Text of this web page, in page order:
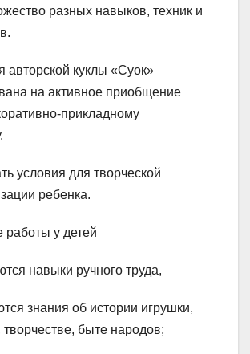
разных навыков, техник и
авторской куклы «Суок»
на активное приобщение
прикладному
условия для творческой
ребенка.
работы у детей
навыки ручного труда,
знания об истории игрушки,
творчестве, быте народов;